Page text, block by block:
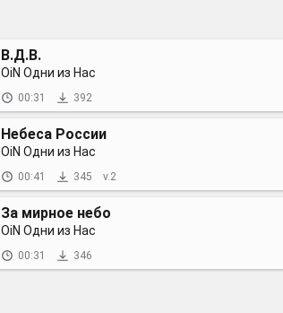
В.Д.В.
OiN Одни из Нас
00:31 392
Небеса России
OiN Одни из Нас
00:41 345 v.2
За мирное небо
OiN Одни из Нас
00:31 346